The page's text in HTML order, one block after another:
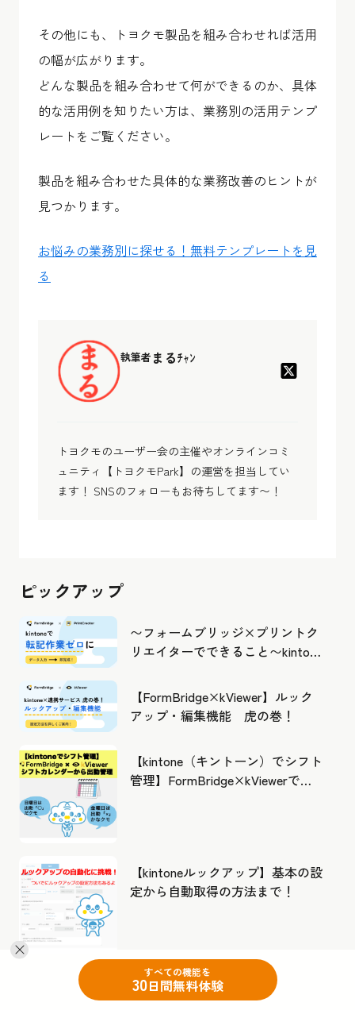
その他にも、トヨクモ製品を組み合わせれば活用
の幅が広がります。
どんな製品を組み合わせて何ができるのか、具体
的な活用例を知りたい方は、業務別の活用テンプ
レートをご覧ください。
製品を組み合わせた具体的な業務改善のヒントが
見つかります。
お悩みの業務別に探せる！無料テンプレートを見
る
執筆者 まるﾁｬﾝ
トヨクモのユーザー会の主催やオンラインコミ
ュニティ【トヨクモPark】の運営を担当してい
ます！ SNSのフォローもお待ちしてます〜！
ピックアップ
〜フォームブリッジ×プリントク
リエイターでできること〜kintone
【FormBridge×kViewer】ルック
アップ・編集機能 虎の巻！
【kintone（キントーン）でシフト
管理】FormBridge×kViewerで作
【kintoneルックアップ】基本の設
定から自動取得の方法まで！
すべての機能を
30日間無料体験